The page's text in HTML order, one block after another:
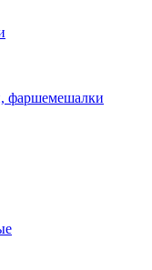
фаршемешалки